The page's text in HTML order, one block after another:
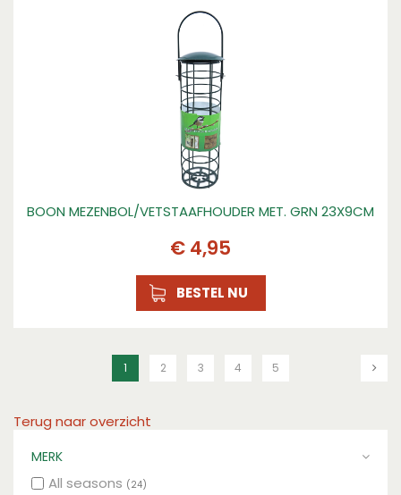
BOON MEZENBOL/VETSTAAFHOUDER MET. GRN 23X9CM
€ 4,95
BESTEL NU
1 2 3 4 5
Terug naar overzicht
MERK
All seasons (24)